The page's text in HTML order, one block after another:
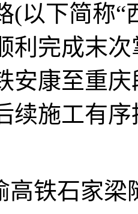
(以下简称
利完成末
安康至重
续施工有
高铁石家